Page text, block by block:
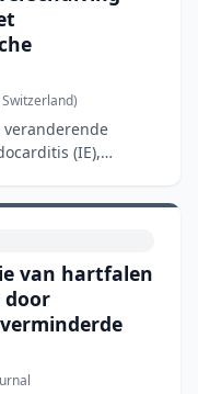
veranderende
(IE),
van hartfalen
door